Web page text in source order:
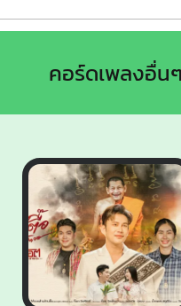
คอร์ดเพลงอื่